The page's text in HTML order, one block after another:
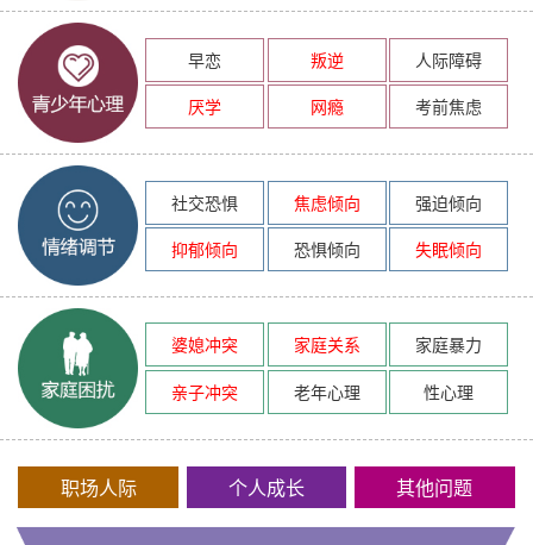
早恋 叛逆
人际障碍
厌学
网瘾 考前焦虑
社交恐惧 焦虑倾向
强迫倾向
抑郁倾向
恐惧倾向 失眠倾向
婆媳冲突 家庭关系
家庭暴力
亲子冲突
老年心理 性心理
职场人际 个人成长 其他问题